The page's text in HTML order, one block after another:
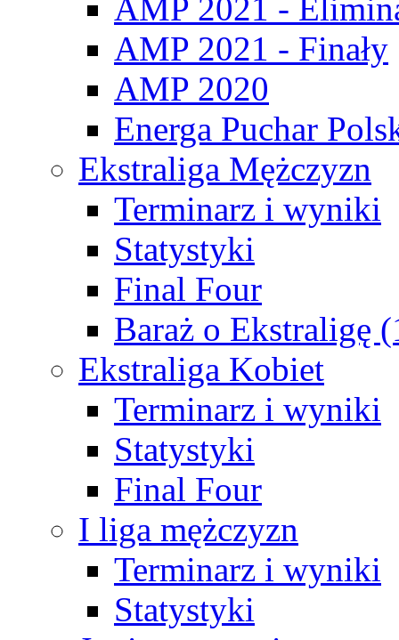
AMP 2021 -
AMP 2021 - Finały
AMP 2020
Energa Puchar
Ekstraliga Mężczyzn
Terminarz i wyniki
Statystyki
Final Four
Baraż o Ekstraligę
Ekstraliga Kobiet
Terminarz i wyniki
Statystyki
Final Four
I liga mężczyzn
Terminarz i wyniki
Statystyki